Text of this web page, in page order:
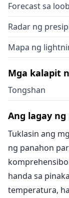
Forecast sa
Radar ng
Mapa ng
Mga kalapit
Tongshan
Ang lagay
Tuklasin ang
ng panahon
handa sa
temperatura,